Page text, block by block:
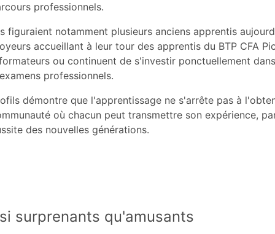
professionnels.
figuraient notamment plusieurs anciens apprentis
accueillant à leur tour des apprentis du BTP CFA
ou continuent de s'investir ponctuellement
professionnels.
démontre que l'apprentissage ne s'arrête pas à
où chacun peut transmettre son expérience,
des nouvelles générations.
surprenants qu'amusants